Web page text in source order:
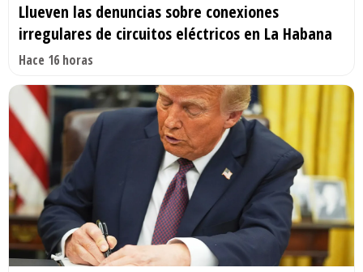
Llueven las denuncias sobre conexiones
irregulares de circuitos eléctricos en La Habana
Hace 16 horas